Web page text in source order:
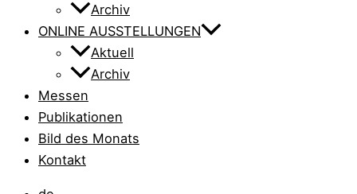
Archiv
ONLINE AUSSTELLUNGEN
Aktuell
Archiv
Messen
Publikationen
Bild des Monats
Kontakt